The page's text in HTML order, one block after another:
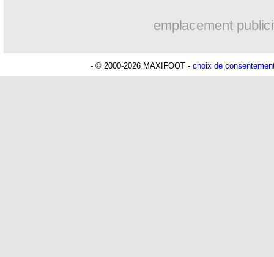
emplacement
- © 2000-2026 MAXIFOOT - choix de